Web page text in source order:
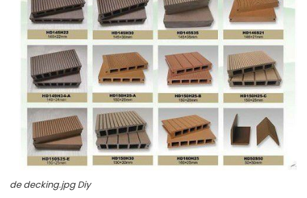
de decking.jpg Diy